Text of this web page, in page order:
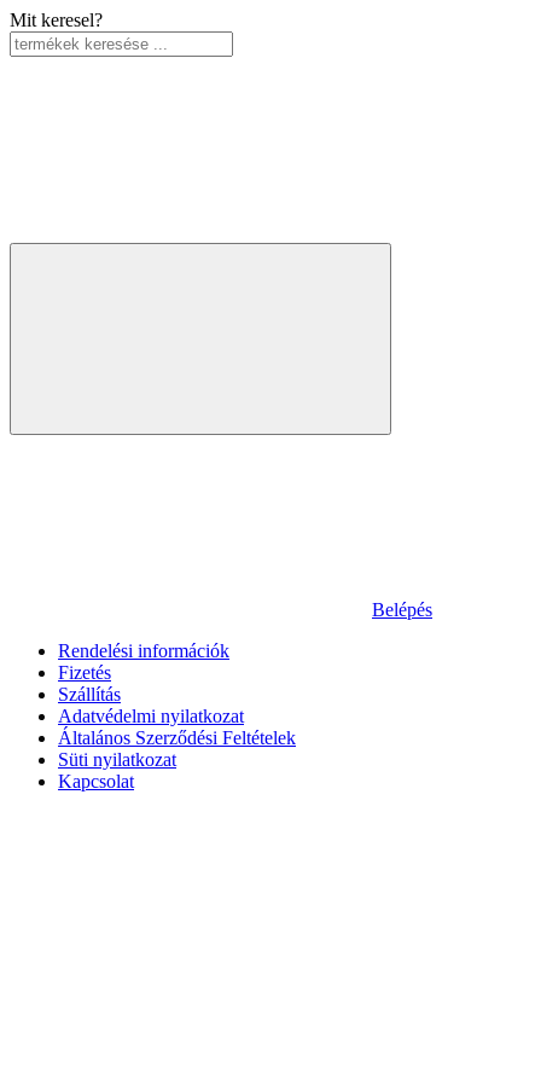
Mit keresel?
Belépés
Rendelési információk
Fizetés
Szállítás
Adatvédelmi nyilatkozat
Általános Szerződési Feltételek
Süti nyilatkozat
Kapcsolat